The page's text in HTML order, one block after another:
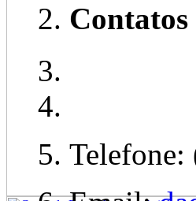
Contatos